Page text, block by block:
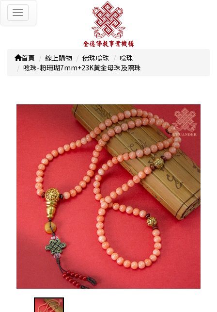
Toggle
navigation
首頁 線上購物 佛珠唸珠
唸珠
唸珠-粉珊瑚7mm+23K黃金母珠及隔珠